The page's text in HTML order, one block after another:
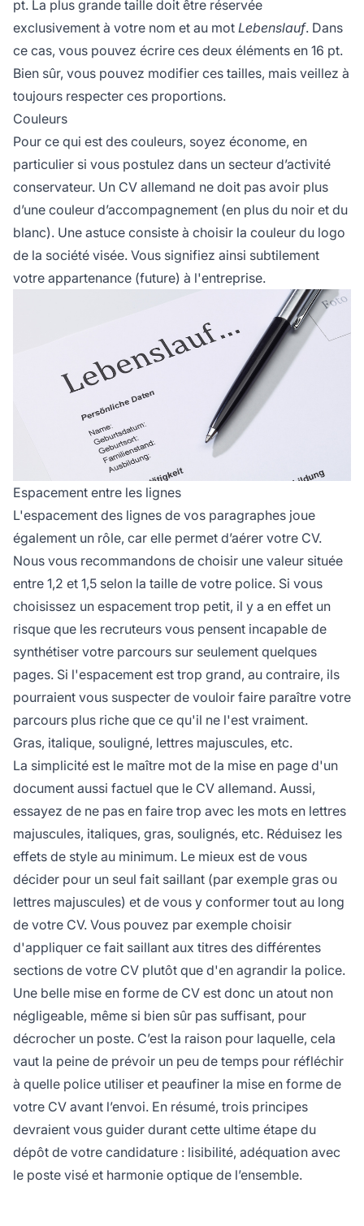
pt. La plus grande taille doit être réservée
exclusivement à votre nom et au mot Lebenslauf. Dans
ce cas, vous pouvez écrire ces deux éléments en 16 pt.
Bien sûr, vous pouvez modifier ces tailles, mais veillez à
toujours respecter ces proportions.
Couleurs
Pour ce qui est des couleurs, soyez économe, en
particulier si vous postulez dans un secteur d’activité
conservateur. Un CV allemand ne doit pas avoir plus
d’une couleur d’accompagnement (en plus du noir et du
blanc). Une astuce consiste à choisir la couleur du logo
de la société visée. Vous signifiez ainsi subtilement
votre appartenance (future) à l'entreprise.
Espacement entre les lignes
L'espacement des lignes de vos paragraphes joue
également un rôle, car elle permet d’aérer votre CV.
Nous vous recommandons de choisir une valeur située
entre 1,2 et 1,5 selon la taille de votre police. Si vous
choisissez un espacement trop petit, il y a en effet un
risque que les recruteurs vous pensent incapable de
synthétiser votre parcours sur seulement quelques
pages. Si l'espacement est trop grand, au contraire, ils
pourraient vous suspecter de vouloir faire paraître votre
parcours plus riche que ce qu'il ne l'est vraiment.
Gras, italique, souligné, lettres majuscules, etc.
La simplicité est le maître mot de la mise en page d'un
document aussi factuel que le CV allemand. Aussi,
essayez de ne pas en faire trop avec les mots en lettres
majuscules, italiques, gras, soulignés, etc. Réduisez les
effets de style au minimum. Le mieux est de vous
décider pour un seul fait saillant (par exemple gras ou
lettres majuscules) et de vous y conformer tout au long
de votre CV. Vous pouvez par exemple choisir
d'appliquer ce fait saillant aux titres des différentes
sections de votre CV plutôt que d'en agrandir la police.
Une belle mise en forme de CV est donc un atout non
négligeable, même si bien sûr pas suffisant, pour
décrocher un poste. C’est la raison pour laquelle, cela
vaut la peine de prévoir un peu de temps pour réfléchir
à quelle police utiliser et peaufiner la mise en forme de
votre CV avant l’envoi. En résumé, trois principes
devraient vous guider durant cette ultime étape du
dépôt de votre candidature : lisibilité, adéquation avec
le poste visé et harmonie optique de l’ensemble.